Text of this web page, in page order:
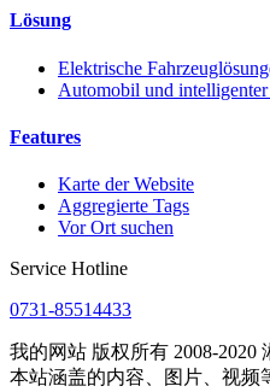
Lösung
Elektrische
Automobil und intelligenter
Features
Karte der Website
Aggregierte Tags
Vor Ort suchen
Service Hotline
0731-85514433
我的网站 版权所有 2008-2020
本站涵盖的内容、图片、视频